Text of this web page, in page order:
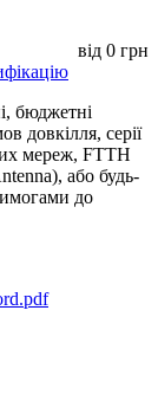
від 0 грн
бюджетні
довкілля, серії
мереж, FTTH
або будь-
до